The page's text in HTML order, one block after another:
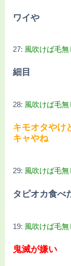
ワイや
27: 風吹けば毛無
細目
28: 風吹けば毛無
キモオタやけ
キャやね
29: 風吹けば毛無
タピオカ食べ
19: 風吹けば毛無
鬼滅が嫌い